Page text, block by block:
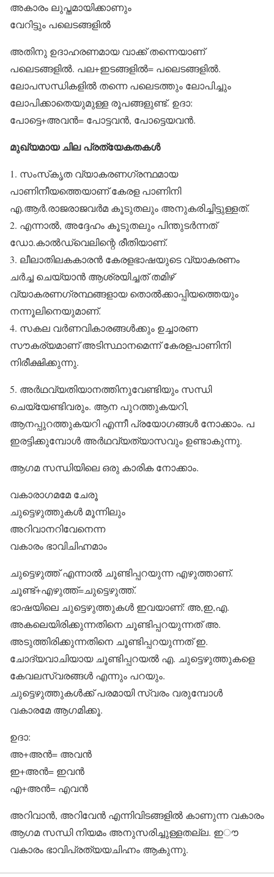
അകാരം ലുപ്തമായിക്കാണും
വേറിട്ടും പലെടങ്ങളില്‍
അതിനു ഉദാഹരണമായ വാക്ക് തന്നെയാണ്
പലെടങ്ങളില്‍. പല+ഇടങ്ങളില്‍= പലെടങ്ങളില്‍.
ലോപസന്ധികളില്‍ തന്നെ പലെടത്തും ലോപിച്ചും
ലോപിക്കാതെയുമുള്ള രൂപങ്ങളുണ്ട്. ഉദാ:
പോട്ടെ+അവന്‍= പോട്ടവന്‍, പോട്ടെയവന്‍.
മുഖ്യമായ ചില പ്രത്യേകതകള്‍
1. സംസ്‌കൃത വ്യാകരണഗ്രന്ഥമായ
പാണിനീയത്തെയാണ് കേരള പാണിനി
എ.ആര്‍.രാജരാജവര്‍മ കൂടുതലും അനുകരിച്ചിട്ടുള്ളത്.
2. എന്നാല്‍, അദ്ദേഹം കൂടുതലും പിന്തുടര്‍ന്നത്
ഡോ.കാല്‍ഡ്വെലിന്റെ രീതിയാണ്.
3. ലീലാതിലകകാരന്‍ കേരളഭാഷയുടെ വ്യാകരണം
ചര്‍ച്ച ചെയ്യാന്‍ ആശ്രയിച്ചത് തമിഴ്
വ്യാകരണഗ്രന്ഥങ്ങളായ തൊല്‍ക്കാപ്പിയത്തെയും
നന്നൂലിനെയുമാണ്.
4. സകല വര്‍ണവികാരങ്ങള്‍ക്കും ഉച്ചാരണ
സൗകര്യമാണ് അടിസ്ഥാനമെന്ന് കേരളപാണിനി
നിരീക്ഷിക്കുന്നു.
5. അര്‍ഥവ്യതിയാനത്തിനുവേണ്ടിയും സന്ധി
ചെയ്യേണ്ടിവരും. ആന പുറത്തുകയറി,
ആനപ്പുറത്തുകയറി എന്നീ പ്രയോഗങ്ങള്‍ നോക്കാം. പ
ഇരട്ടിക്കുമ്പോള്‍ അര്‍ഥവ്യത്യാസവും ഉണ്ടാകുന്നു.
ആഗമ സന്ധിയിലെ ഒരു കാരിക നോക്കാം.
വകാരാഗമമേ ചേരൂ
ചുട്ടെഴുത്തുകള്‍ മൂന്നിലും
അറിവാനറിവേനെന്ന
വകാരം ഭാവിചിഹ്നമാം
ചുട്ടെഴുത്ത് എന്നാല്‍ ചൂണ്ടിപ്പറയുന്ന എഴുത്താണ്.
ചൂണ്ട്+എഴുത്ത്=ചുട്ടെഴുത്ത്.
ഭാഷയിലെ ചുട്ടെഴുത്തുകള്‍ ഇവയാണ്: അ,ഇ,എ.
അകലെയിരിക്കുന്നതിനെ ചൂണ്ടിപ്പറയുന്നത് അ.
അടുത്തിരിക്കുന്നതിനെ ചൂണ്ടിപ്പറയുന്നത് ഇ.
ചോദ്യവാചിയായ ചൂണ്ടിപ്പറയല്‍ എ. ചുട്ടെഴുത്തുകളെ
കേവലസ്വരങ്ങള്‍ എന്നും പറയും.
ചുട്ടെഴുത്തുകള്‍ക്ക് പരമായി സ്വരം വരുമ്പോള്‍
വകാരമേ ആഗമിക്കൂ.
ഉദാ:
അ+അന്‍= അവന്‍
ഇ+അന്‍= ഇവന്‍
എ+അന്‍= എവന്‍
അറിവാന്‍, അറിവേന്‍ എന്നിവിടങ്ങളില്‍ കാണുന്ന വകാരം
ആഗമ സന്ധി നിയമം അനുസരിച്ചുള്ളതല്ല. ഇൗ
വകാരം ഭാവിപ്രത്യയചിഹ്നം ആകുന്നു.